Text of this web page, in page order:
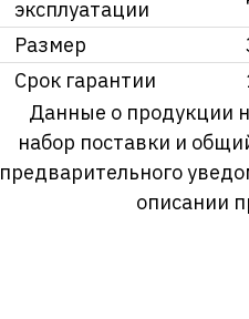
эксплуатации
Размер
Срок гарантии
Данные о продукции
набор поставки и
предварительного
описании